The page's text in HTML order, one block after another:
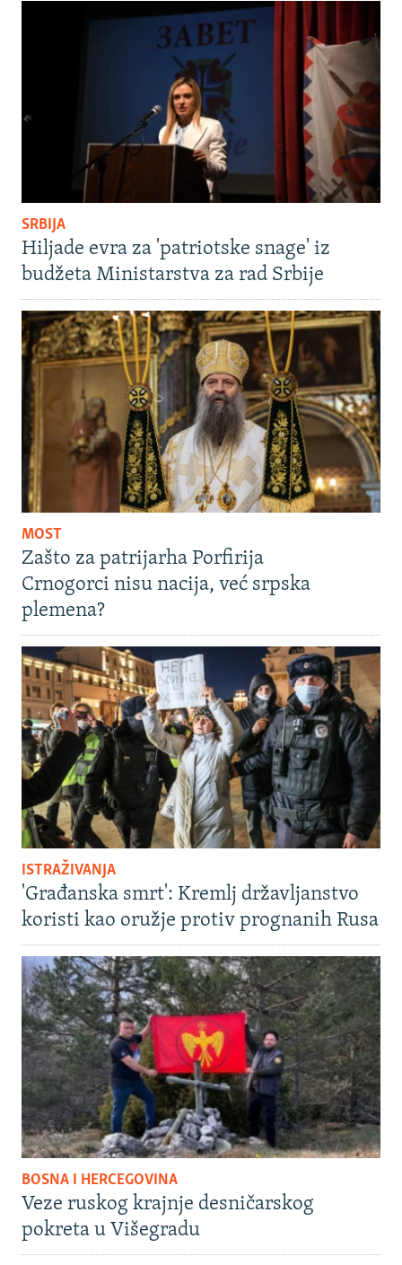
SRBIJA
Hiljade evra za 'patriotske snage' iz
budžeta Ministarstva za rad Srbije
MOST
Zašto za patrijarha Porfirija
Crnogorci nisu nacija, već srpska
plemena?
ISTRAŽIVANJA
'Građanska smrt': Kremlj državljanstvo
koristi kao oružje protiv prognanih Rusa
BOSNA I HERCEGOVINA
Veze ruskog krajnje desničarskog
pokreta u Višegradu